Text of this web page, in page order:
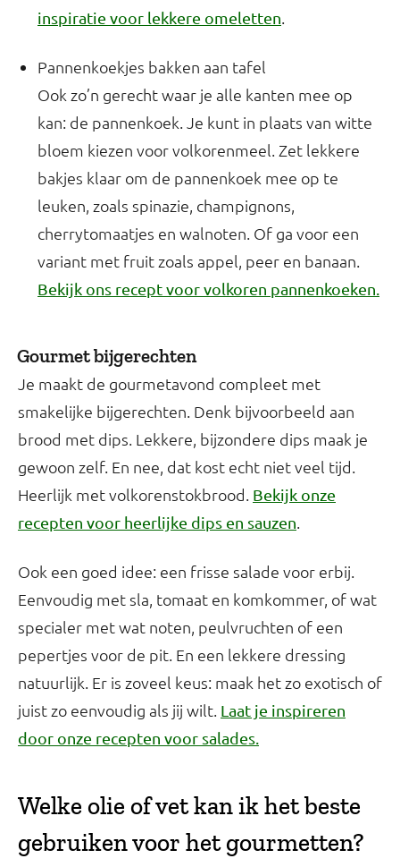
inspiratie voor lekkere omeletten.
Pannenkoekjes bakken aan tafel
Ook zo’n gerecht waar je alle kanten mee op
kan: de pannenkoek. Je kunt in plaats van witte
bloem kiezen voor volkorenmeel. Zet lekkere
bakjes klaar om de pannenkoek mee op te
leuken, zoals spinazie, champignons,
cherrytomaatjes en walnoten. Of ga voor een
variant met fruit zoals appel, peer en banaan.
Bekijk ons recept voor volkoren pannenkoeken.
Gourmet bijgerechten
Je maakt de gourmetavond compleet met
smakelijke bijgerechten. Denk bijvoorbeeld aan
brood met dips. Lekkere, bijzondere dips maak je
gewoon zelf. En nee, dat kost echt niet veel tijd.
Heerlijk met volkorenstokbrood. Bekijk onze
recepten voor heerlijke dips en sauzen.
Ook een goed idee: een frisse salade voor erbij.
Eenvoudig met sla, tomaat en komkommer, of wat
specialer met wat noten, peulvruchten of een
pepertjes voor de pit. En een lekkere dressing
natuurlijk. Er is zoveel keus: maak het zo exotisch of
juist zo eenvoudig als jij wilt. Laat je inspireren
door onze recepten voor salades.
Welke olie of vet kan ik het beste
gebruiken voor het gourmetten?